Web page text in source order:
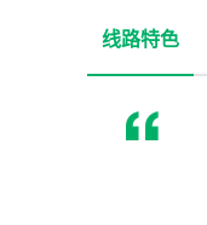
线路特色